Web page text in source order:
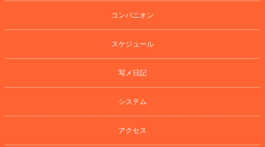
コンパニオン
スケジュール
写メ日記
システム
アクセス